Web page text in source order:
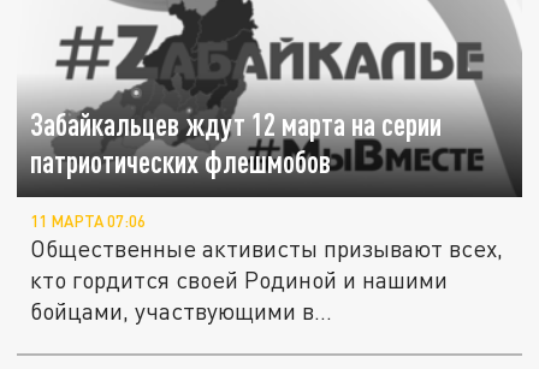
Забайкальцев ждут 12 марта на серии
патриотических флешмобов
11 МАРТА 07:06
Общественные активисты призывают всех,
кто гордится своей Родиной и нашими
бойцами, участвующими в...